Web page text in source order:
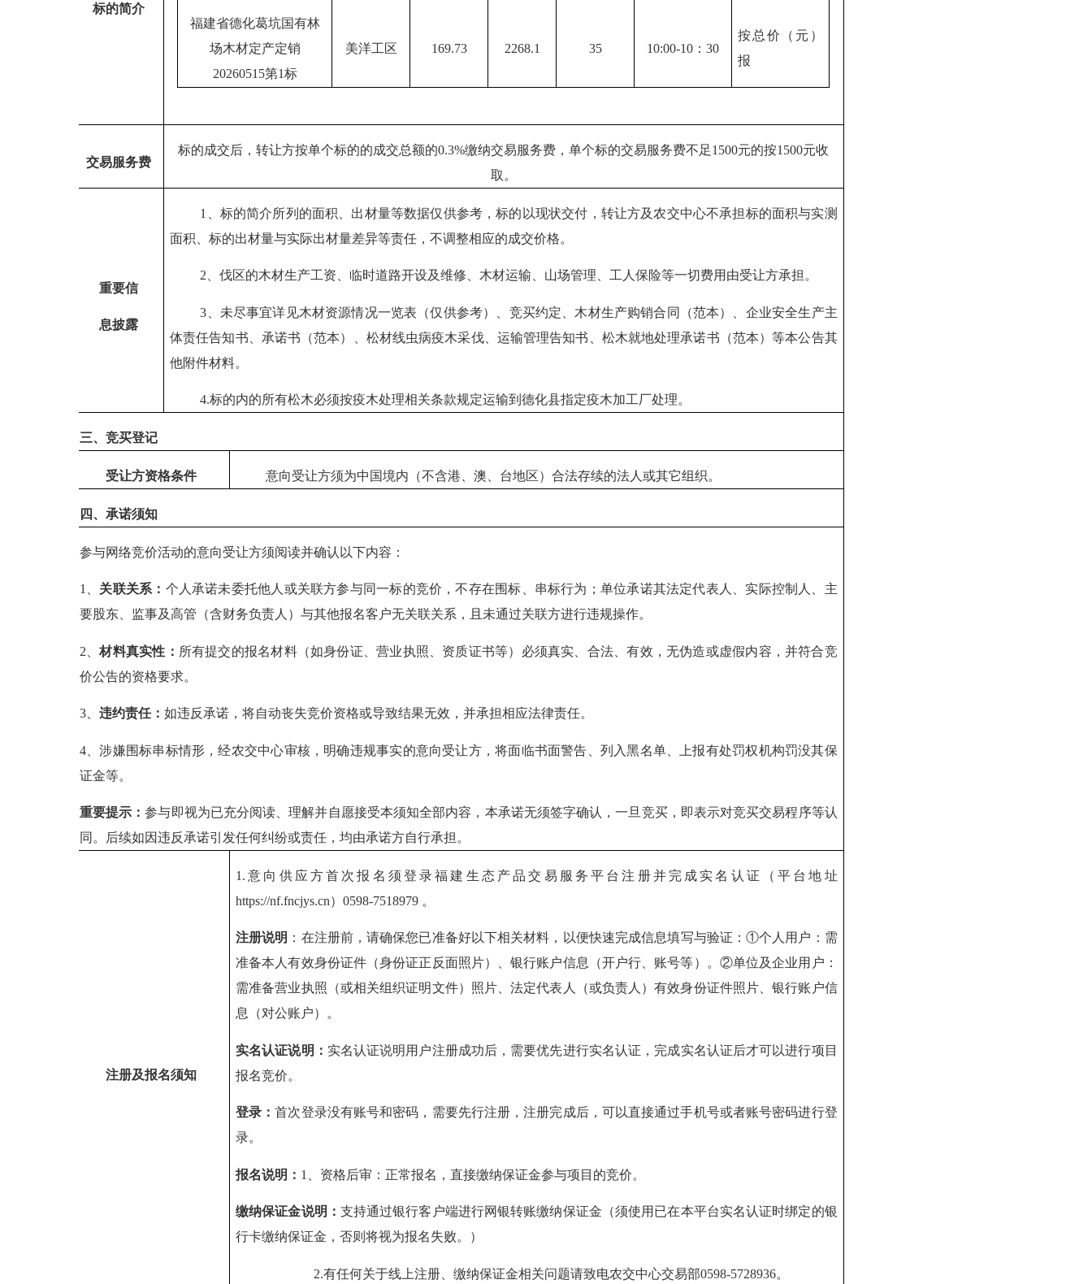
标的简介
福建省德化葛坑国有林
场木材定产定销
20260515第1标
美洋工区 169.73 2268.1 35 10:00-10 ： 30
按总价（元）
报
交易服务费
标的成交后 ，转让方按单个标的的成交总额的0.3%缴纳交易服务费，单个标的交易服务费不足1500元的按1500元收
取。
重要信
息披露
1
、标的简介所列的面积、出材量等数据仅供参考，标的以现状交付，转让方及农交中心不承担标的面积与实测
面积、标的出材量与实际出材量差异等责任，不调整相应的成交价格。
2 、伐区的木材生产工资、临时道路开设及维修、木材运输、山场管理、工人保险等一切费用由受让方承担。
3 、未尽事宜详见木材资源情况一览表 （仅供参考）
、竞买约定、木材生产购销合同（范本）、企业安全生产主
体责任告知书、承诺书（范本）、松材线虫病疫木采伐、运输管理告知书、松木就地处理承诺书（范本）等本公告其
他附件材料。
4.标的内的所有松木必须按疫木处理相关条款规定运输到德化县指定疫木加工厂处理。
三、竞买登记
受让方资格条件 意向受让方须为中国境内（不含港、澳、台地区）合法存续的法人或其它组织。
四、承诺须知
参与网络竞价活动的意向受让方须阅读并确认以下内容：
1、 关联关系： 个人承诺未委托他人或关联方参与同一标的竞价，不存在围标、串标行为；单位承诺其法定代表人、实际控制人、主
要股东
监事及高管 （含财务负责人） 与其他报名客户无关联关系，且未通过关联方进行违规操作。
2、材料真实性： 所有提交的报名材料（如身份证、营业执照、资质证书等）必须真实、合法、有效，无伪造或虚假内容，并符合竞
价公告的资格要求。
3、 违约责任： 如违反承诺，将自动丧失竞价资格或导致结果无效，并承担相应法律责任。
4、涉嫌围标串标情形，经农交中心审核，明确违规事实的意向受让方，将面临书面警告、列入黑名单、上报有处罚权机构罚没其保
证金等。
重要提示：参与即视为已充分阅读、理解并自愿接受本须知全部内容， 本承诺无须签字确认 ，一旦竞买， 即表示对竞买交易程序等认
同。后续如因违反承诺引发任何纠纷或责任，均由承诺方自行承担。
注册及报名须知
1 . 意向 供应方首次报名须 登录福建生态产品交易服务平台注册并完成实名认证（平台地址
https://nf.fncjys.cn） 0598-7518979 。
注册说明 ：在注册前，请确保您已准备好以下相关材料，以便快速完成信息填写与验证：①个人用户：需
准备本人有效身份证件（身份证正反面照片）、银行账户信息（开户行、账号等）。 ②单位及企业用户：
需准备营业执照（或相关组织证明文件）照片、法定代表人（或负责人）有效身份证件照片、银行账户信
息（对公账户）。
实名认证说明： 实名认证说明用户注册成功后，需要优先进行实名认证，完成实名认证后才可以进行项目
报名竞价。
登录：首次登录没有账号和密码，需要先行注册，注册完成后，可以直接通过手机号或者账号密码进行登
录。
报名说明： 1 、资格后审： 正常报名，直接缴纳保证金参与项目的竞价。
缴纳保证金说明 ： 支持通过银行客户端进行网银转账缴纳保证金 （须使用已在本平台实名认证时绑定的银
行卡缴纳保证金 ， 否则将视为报名失败。 ）
2.有任何关于线上注册、缴纳保证金相关问题请致电农交中心交易部0598-5728936。